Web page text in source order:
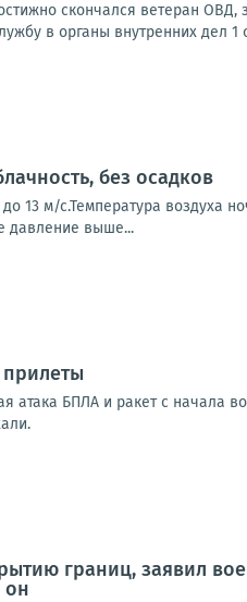
скончался ветеран
в органы внутренних дел 1
без осадков
м/с.Температура воздуха
давление выше...
атака БПЛА и ракет с начала
границ, заявил
он